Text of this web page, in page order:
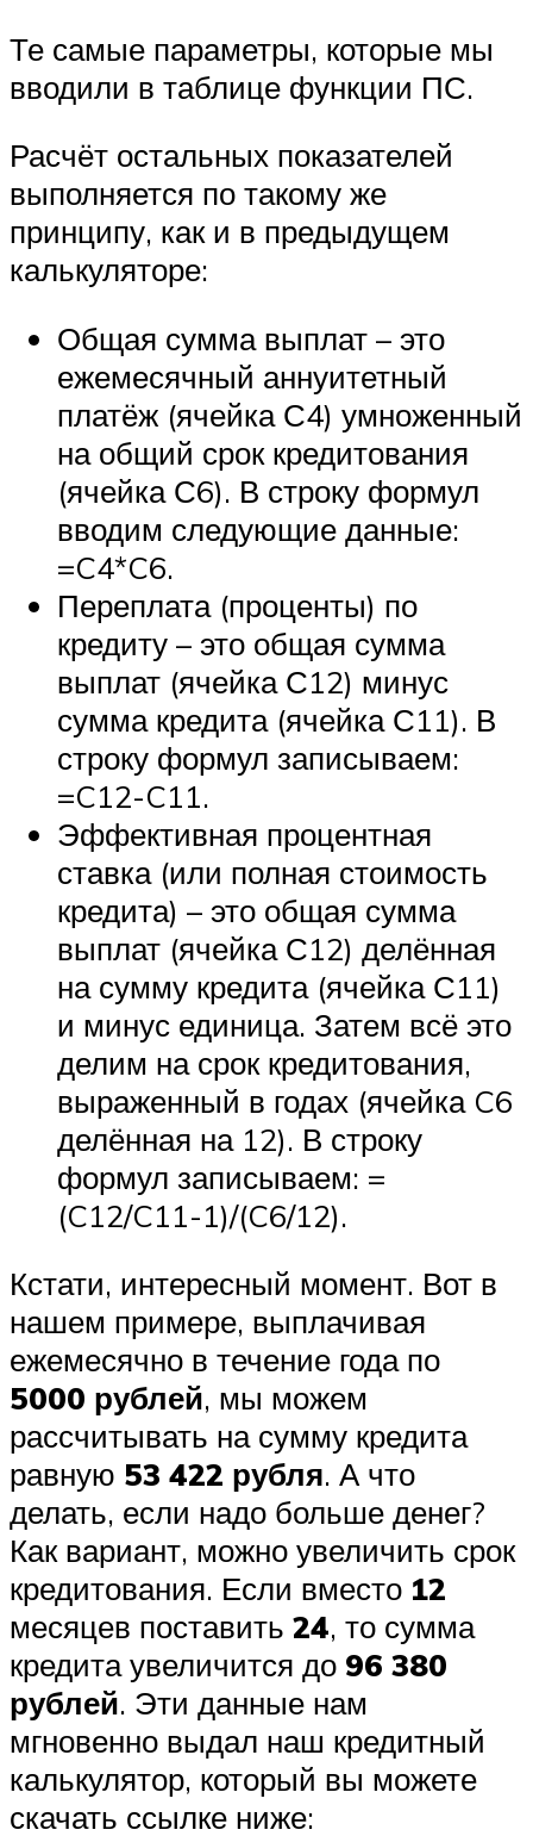
Те самые параметры, которые мы
вводили в таблице функции ПС.
Расчёт остальных показателей
выполняется по такому же
принципу, как и в предыдущем
калькуляторе:
Общая сумма выплат – это
ежемесячный аннуитетный
платёж (ячейка С4) умноженный
на общий срок кредитования
(ячейка С6). В строку формул
вводим следующие данные:
=C4*C6.
Переплата (проценты) по
кредиту – это общая сумма
выплат (ячейка С12) минус
сумма кредита (ячейка С11). В
строку формул записываем:
=C12-C11.
Эффективная процентная
ставка (или полная стоимость
кредита) – это общая сумма
выплат (ячейка С12) делённая
на сумму кредита (ячейка С11)
и минус единица. Затем всё это
делим на срок кредитования,
выраженный в годах (ячейка C6
делённая на 12). В строку
формул записываем: =
(C12/C11-1)/(C6/12).
Кстати, интересный момент. Вот в
нашем примере, выплачивая
ежемесячно в течение года по
5000 рублей, мы можем
рассчитывать на сумму кредита
равную 53 422 рубля. А что
делать, если надо больше денег?
Как вариант, можно увеличить срок
кредитования. Если вместо 12
месяцев поставить 24, то сумма
кредита увеличится до 96 380
рублей. Эти данные нам
мгновенно выдал наш кредитный
калькулятор, который вы можете
скачать ссылке ниже: